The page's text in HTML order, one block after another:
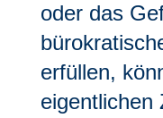
oder das
erfüllen,
eigentlichen